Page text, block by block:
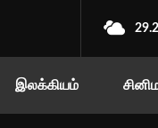
இலக்கியம்